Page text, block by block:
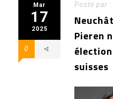
Mar
17
2025
0
Posté par
Pieren
suisses